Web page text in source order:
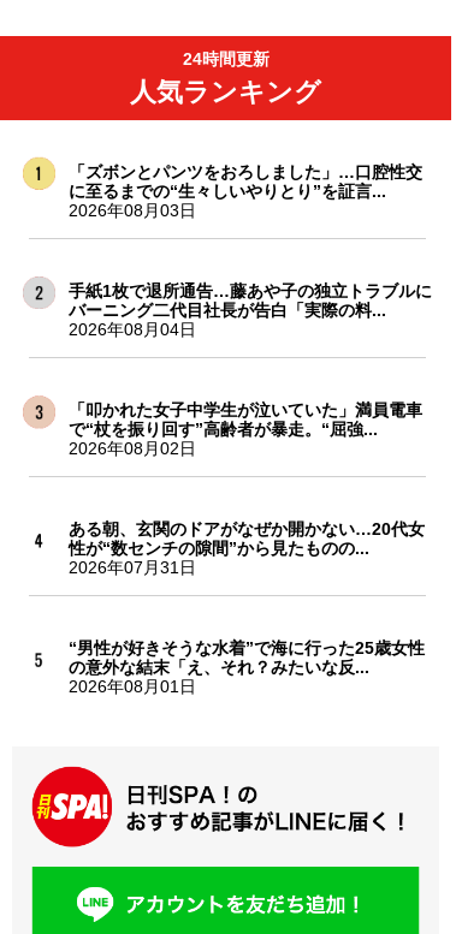
24時間更新
人気ランキング
「ズボンとパンツをおろしました」…口腔性交
に至るまでの“生々しいやりとり”を証言...
2026年08月03日
手紙1枚で退所通告…藤あや子の独立トラブルに
バーニング二代目社長が告白「実際の料...
2026年08月04日
「叩かれた女子中学生が泣いていた」満員電車
で“杖を振り回す”高齢者が暴走。“屈強...
2026年08月02日
ある朝、玄関のドアがなぜか開かない…20代女
性が“数センチの隙間”から見たものの...
2026年07月31日
“男性が好きそうな水着”で海に行った25歳女性
の意外な結末「え、それ？みたいな反...
2026年08月01日